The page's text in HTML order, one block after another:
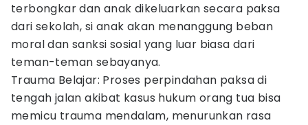
terbongkar dan anak dikeluarkan secara paksa
dari sekolah, si anak akan menanggung beban
moral dan sanksi sosial yang luar biasa dari
teman-teman sebayanya.
Trauma Belajar: Proses perpindahan paksa di
tengah jalan akibat kasus hukum orang tua bisa
memicu trauma mendalam, menurunkan rasa